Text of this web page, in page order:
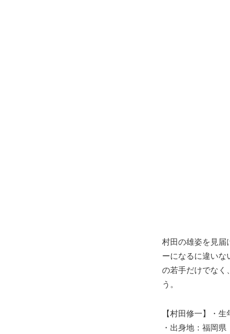
村田の雄姿を見届
ーになるに違い
の若手だけでなく
う。
【村田修一】・
・出身地：福岡県